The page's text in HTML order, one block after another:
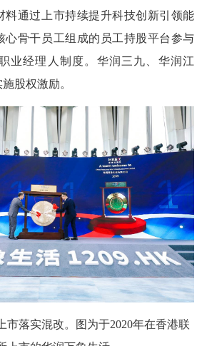
料通过上市持续提升科技创新引领能
心骨干员工组成的员工持股平台参与
业经理人制度。华润三九、华润江
股权激励。
市落实混改。图为于2020年在香港联